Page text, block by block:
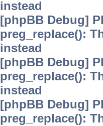
instead
[phpBB Debug]
preg_replace():
instead
[phpBB Debug]
preg_replace():
instead
[phpBB Debug]
preg_replace():